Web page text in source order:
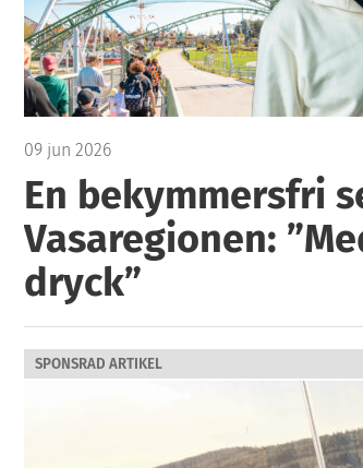
09 jun 2026
En bekymmersfri
Vasaregionen:
dryck”
SPONSRAD ARTIKEL